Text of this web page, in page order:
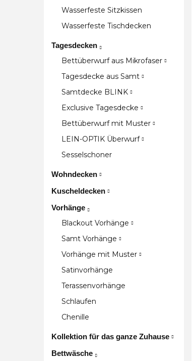
Wasserfeste Sitzkissen
Wasserfeste Tischdecken
Tagesdecken
Bettüberwurf aus Mikrofaser
Tagesdecke aus Samt
Samtdecke BLINK
Exclusive Tagesdecke
Bettüberwurf mit Muster
LEIN-OPTIK Überwurf
Sesselschoner
Wohndecken
Kuscheldecken
Vorhänge
Blackout Vorhänge
Samt Vorhänge
Vorhänge mit Muster
Satinvorhänge
Terassenvorhänge
Schlaufen
Chenille
Kollektion für das ganze Zuhause
Bettwäsche